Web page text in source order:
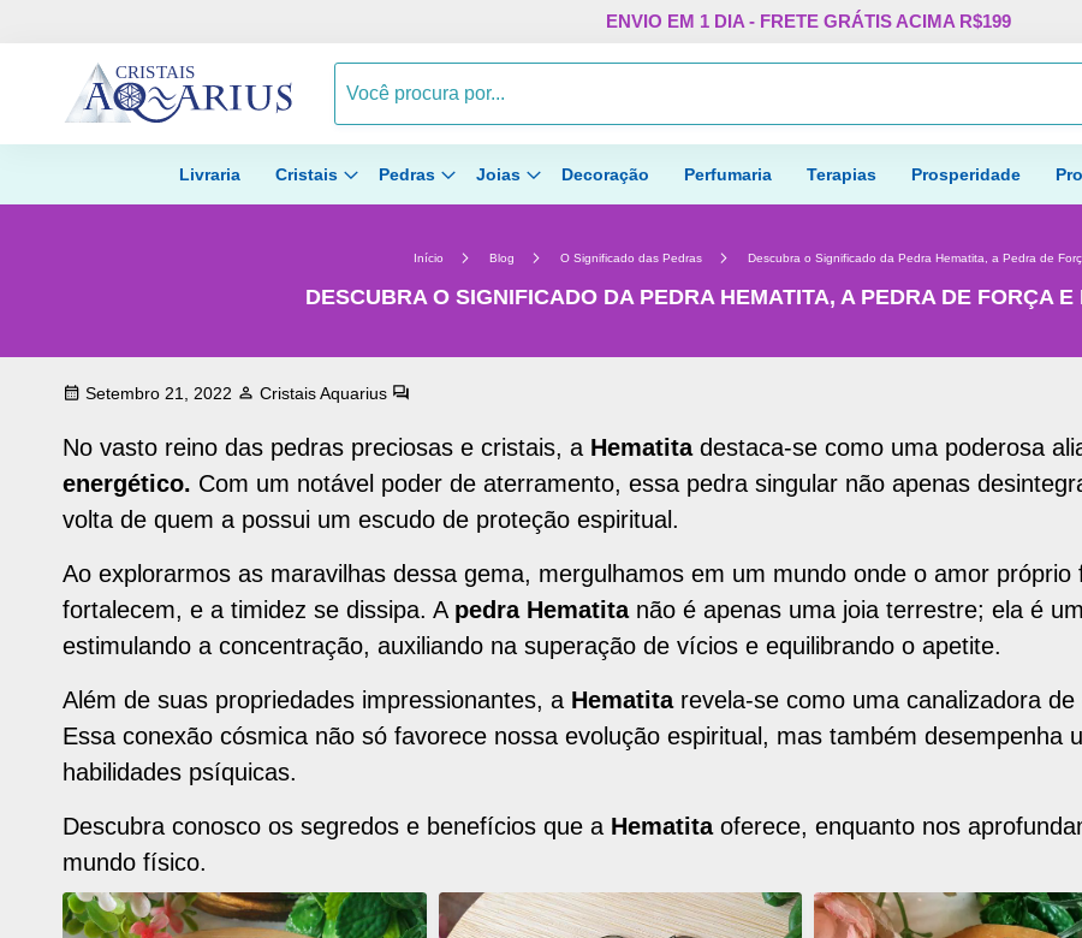
Pular
o
ENVIO EM 1 DIA - FRETE GRÁTIS ACIMA R$199
Procurar
Livraria Cristais Pedras Joias Decoração Perfumaria Terapias Prosperidade
Início Blog O Significado das Pedras Descubra o Significado da Pedra Hematita, a Pedra de
DESCUBRA O SIGNIFICADO DA PEDRA HEMATITA, A PEDRA DE FORÇA
Setembro 21, 2022 Cristais Aquarius
No vasto reino das pedras preciosas e cristais, a Hematitadestaca-se como uma poderosa
energético. Com um notável poder de aterramento, essa pedra singular não apenas
volta de quem a possui um escudo de proteção espiritual.
Ao explorarmos as maravilhas dessa gema, mergulhamos em um mundo onde o amor
fortalecem, e a timidez se dissipa. A pedra Hematitanão é apenas uma joia terrestre; ela é
estimulando a concentração, auxiliando na superação de vícios e equilibrando o apetite.
Além de suas propriedades impressionantes, a Hematita revela-se como uma canalizadora
Essa conexão cósmica não só favorece nossa evolução espiritual, mas também desempenha
habilidades psíquicas.
Descubra conosco os segredos e benefícios que a Hematita oferece, enquanto nos
mundo físico.
ADICIONAR ADICIONAR ADICIONAR